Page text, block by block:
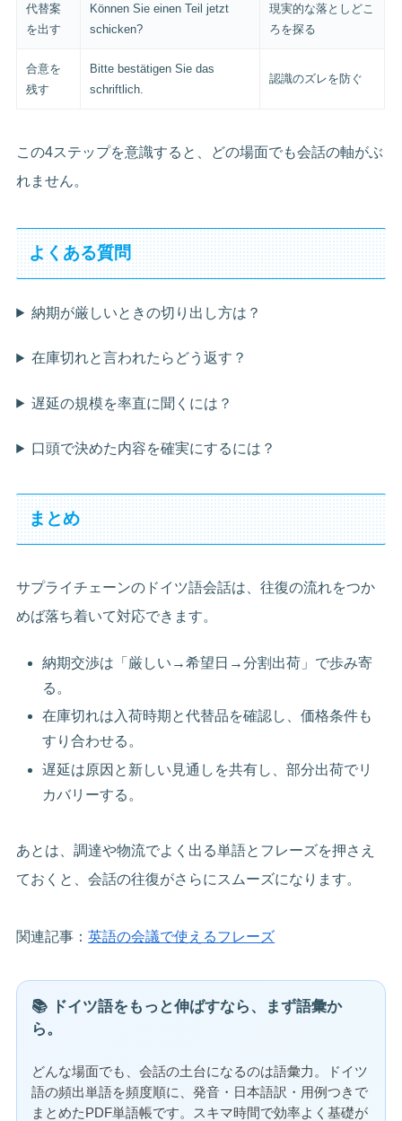
代替案
を出す
Können Sie einen Teil jetzt
schicken?
現実的な落としどこ
ろを探る
合意を
残す
Bitte bestätigen Sie das
schriftlich.
認識のズレを防ぐ
この4ステップを意識すると、どの場面でも会話の軸がぶ
れません。
よくある質問
納期が厳しいときの切り出し方は？
在庫切れと言われたらどう返す？
遅延の規模を率直に聞くには？
口頭で決めた内容を確実にするには？
まとめ
サプライチェーンのドイツ語会話は、往復の流れをつか
めば落ち着いて対応できます。
納期交渉は「厳しい→希望日→分割出荷」で歩み寄
る。
在庫切れは入荷時期と代替品を確認し、価格条件も
すり合わせる。
遅延は原因と新しい見通しを共有し、部分出荷でリ
カバリーする。
あとは、調達や物流でよく出る単語とフレーズを押さえ
ておくと、会話の往復がさらにスムーズになります。
関連記事：英語の会議で使えるフレーズ
📚 ドイツ語をもっと伸ばすなら、まず語彙か
ら。
どんな場面でも、会話の土台になるのは語彙力。ドイツ
語の頻出単語を頻度順に、発音・日本語訳・用例つきで
まとめたPDF単語帳です。スキマ時間で効率よく基礎が